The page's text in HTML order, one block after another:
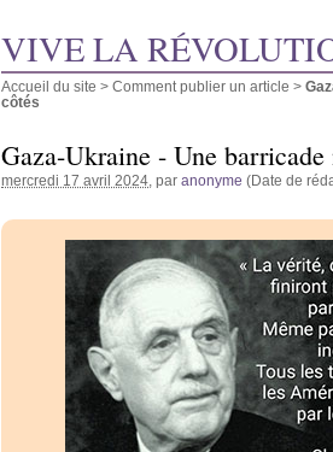
VIVE LA
Accueil du site > Comment publier un article >
côtés
Gaza-Ukraine - Une barricade
mercredi 17 avril 2024 , par anonyme (Date de